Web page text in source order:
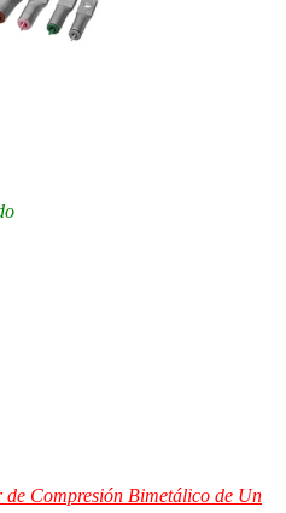
de Compresión Bimetálico de Un